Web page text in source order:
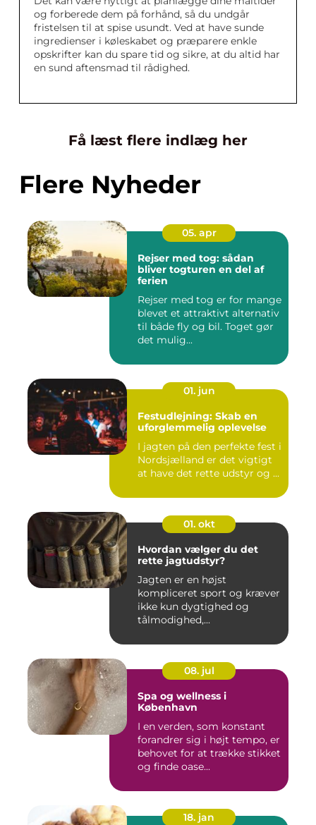
og forberede dem på forhånd, så du undgår
fristelsen til at spise usundt. Ved at have sunde
ingredienser i køleskabet og præparere enkle
opskrifter kan du spare tid og sikre, at du altid har
en sund aftensmad til rådighed.
Få læst flere indlæg her
Flere Nyheder
05. apr
Rejser med tog: sådan
bliver togturen en del af
ferien
Rejser med tog er for mange
blevet et attraktivt alternativ
til både fly og bil. Toget gør
det mulig...
01. jun
Festudlejning: Skab en
uforglemmelig oplevelse
I jagten på den perfekte fest i
Nordsjælland er det vigtigt
at have det rette udstyr og ...
01. okt
Hvordan vælger du det
rette jagtudstyr?
Jagten er en højst
kompliceret sport og kræver
ikke kun dygtighed og
tålmodighed,...
08. jul
Spa og wellness i
København
I en verden, som konstant
forandrer sig i højt tempo, er
behovet for at trække stikket
og finde oase...
18. jan